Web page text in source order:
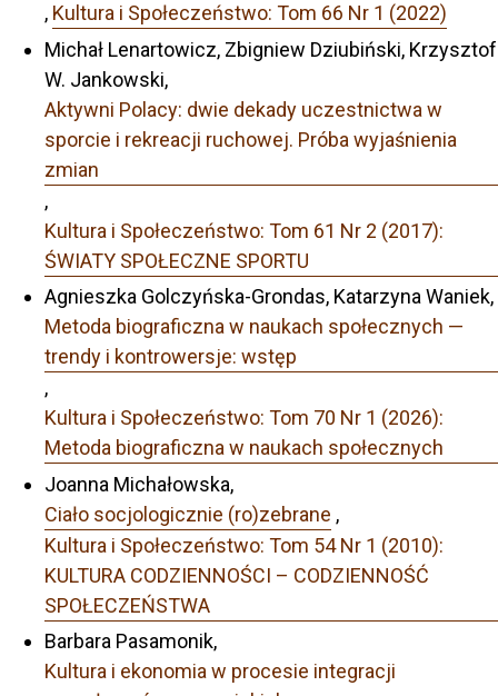
, Kultura i Społeczeństwo: Tom 66 Nr 1 (2022)
Michał Lenartowicz, Zbigniew Dziubiński, Krzysztof
W. Jankowski,
Aktywni Polacy: dwie dekady uczestnictwa w
sporcie i rekreacji ruchowej. Próba wyjaśnienia
zmian
,
Kultura i Społeczeństwo: Tom 61 Nr 2 (2017):
ŚWIATY SPOŁECZNE SPORTU
Agnieszka Golczyńska-Grondas, Katarzyna Waniek,
Metoda biograficzna w naukach społecznych —
trendy i kontrowersje: wstęp
,
Kultura i Społeczeństwo: Tom 70 Nr 1 (2026):
Metoda biograficzna w naukach społecznych
Joanna Michałowska,
Ciało socjologicznie (ro)zebrane ,
Kultura i Społeczeństwo: Tom 54 Nr 1 (2010):
KULTURA CODZIENNOŚCI – CODZIENNOŚĆ
SPOŁECZEŃSTWA
Barbara Pasamonik,
Kultura i ekonomia w procesie integracji